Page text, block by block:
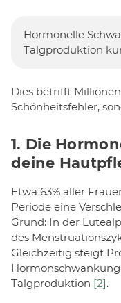
Hormonelle
Talgproduktion
Dies betrifft
Schönheitsfehler,
1. Die
deine
Etwa 63% aller
Periode eine
Grund: In der
des
Gleichzeitig steigt
Talgproduktion [2].